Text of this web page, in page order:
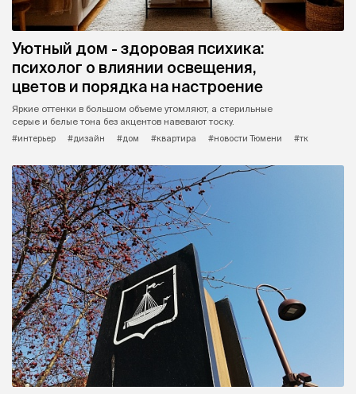
Уютный дом - здоровая психика:
психолог о влиянии освещения,
цветов и порядка на настроение
Яркие оттенки в большом объеме утомляют, а стерильные
серые и белые тона без акцентов навевают тоску.
#интерьер
#дизайн #дом #квартира #новости Тюмени #тк